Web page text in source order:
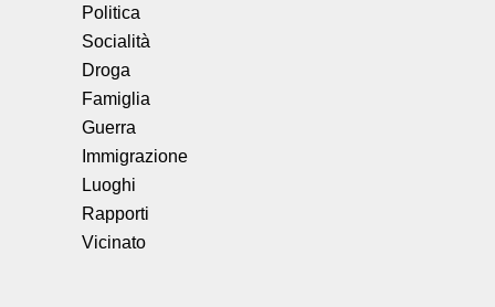
Politica
Socialità
Droga
Famiglia
Guerra
Immigrazione
Luoghi
Rapporti
Vicinato